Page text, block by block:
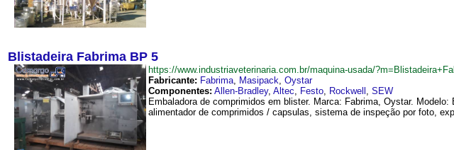
Blistadeira Fabrima BP 5
https://www.industriaveterinaria.com.br/maquina-usada/
Fabricante: Fabrima, Masipack, O​ystar
Componentes: Allen-Bradley, Altec, Festo, Rockwell , SEW
Embaladora de comprimidos em blister. Marca: Fabrima, Oystar.
alimentador de comprimidos / capsulas, sistema de inspeção por foto,